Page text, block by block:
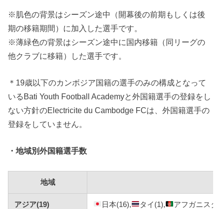
※肌色の背景はシーズン途中（開幕後の前期もしくは後
期の移籍期間）に加入した選手です。
※薄緑色の背景はシーズン途中に国内移籍（同リーグの
他クラブに移籍）した選手です。
＊19歳以下のカンボジア国籍の選手のみの構成となって
いるBati Youth Football Academyと外国籍選手の登録をし
ない方針のElectricite du Cambodge FCは、外国籍選手の
登録をしていません。
・地域別外国籍選手数
地域
アジア(19) 日本(16), タイ(1), アフガニスタ